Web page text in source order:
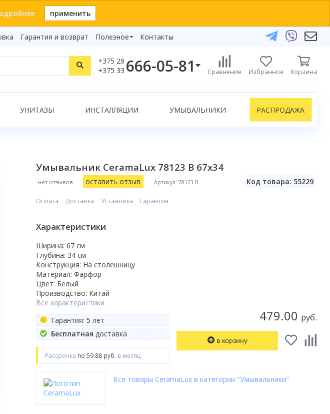
применить
Гарантия и возврат
Полезное
Видеообзоры
Бренды
Контакты
+375 29
+375 33 666-05-81
+375 29 666-05-81
+375 17 243-24-29
Telegram
Viber
Сравнение Избранное Корзина
УНИТАЗЫ ИНСТАЛЛЯЦИИ УМЫВАЛЬНИКИ РАСПРОДАЖА
Умывальник CeramaLux 78123 B 67x34
нет отзывов оставить отзыв Артикул: 78123 B Код товара: 55229
479.00 руб.
в корзину
Оплата Доставка Установка Гарантия
Характеристики
Ширина: 67 см
Глубина: 34 см
Конструкция: На столешницу
Материал: Фарфор
Цвет: Белый
Производство: Китай
Все характеристики
Гарантия: 5 лет
Бесплатная доставка
Рассрочка по 59.88 руб. в месяц
Все товары CeramaLux в категории "Умывальники"